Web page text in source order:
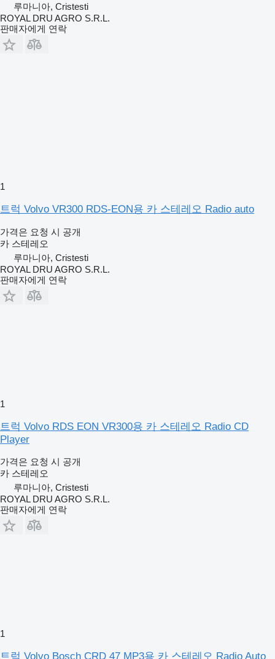
루마니아, Cristesti
ROYAL DRU AGRO S.R.L.
판매자에게 연락
1
트럭 Volvo VR300 RDS-EON용 카 스테레오 Radio auto
가격은 요청 시 공개
카 스테레오
루마니아, Cristesti
ROYAL DRU AGRO S.R.L.
판매자에게 연락
1
트럭 Volvo RDS EON VR300용 카 스테레오 Radio CD
Player
가격은 요청 시 공개
카 스테레오
루마니아, Cristesti
ROYAL DRU AGRO S.R.L.
판매자에게 연락
1
트럭 Volvo Bosch CRD 47 MP3용 카 스테레오 Radio Auto